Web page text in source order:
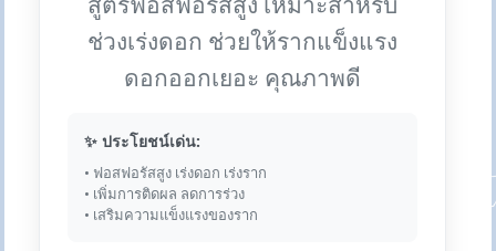
ช่วงเร่งดอก ช่วยให้รากแข็งแรง
ดอกออกเยอะ คุณภาพดี
✨ ประโยชน์เด่น:
• ฟอสฟอรัสสูง เร่งดอก เร่งราก
• เพิ่มการติดผล ลดการร่วง
• เสริมความแข็งแรงของราก